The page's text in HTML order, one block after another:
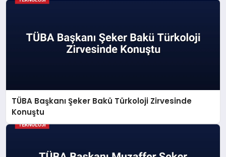
TÜBA Başkanı Şeker Bakü Türkoloji Zirvesinde
Konuştu